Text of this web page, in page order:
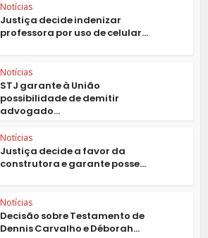
Notícias
Justiça decide indenizar
professora por uso de celular...
Notícias
STJ garante à União
possibilidade de demitir
advogado...
Notícias
Justiça decide a favor da
construtora e garante posse...
Notícias
Decisão sobre Testamento de
Dennis Carvalho e Déborah...